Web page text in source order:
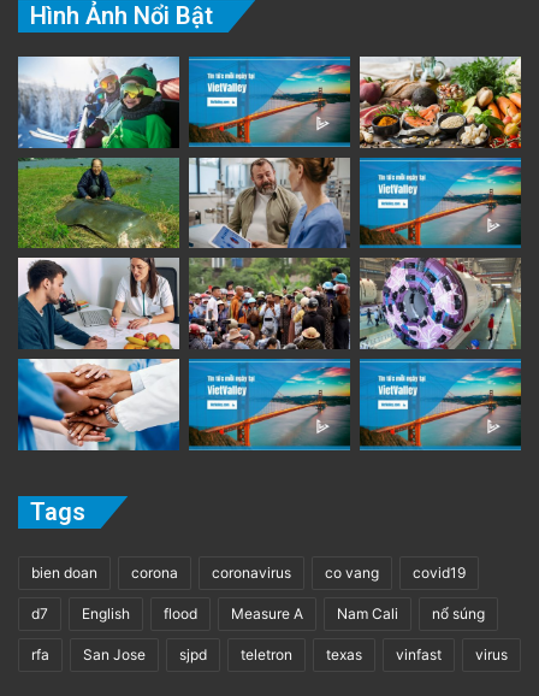
Hình Ảnh Nổi Bật
Tags
bien doan corona coronavirus co vang covid19
d7 English flood Measure A Nam Cali nổ súng
rfa San Jose sjpd teletron texas vinfast virus